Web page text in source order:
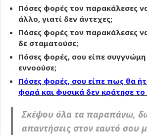
Πόσες φορές τον παρακάλεσες
άλλο, γιατί δεν άντεχες;
Πόσες φορές τον παρακάλεσες
δε σταματούσε;
Πόσες φορές, σου είπε συγγνώμη
εννοούσε;
Πόσες φορές, σου είπε πως θα
φορά και φυσικά δεν κράτησε
Σκέψου όλα τα παραπάνω,
απαντήσεις στον εαυτό σου